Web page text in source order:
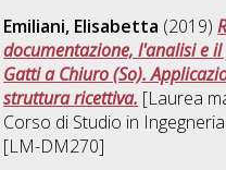
Emiliani, Elisabetta (2019)
documentazione, l'analisi e
Gatti a Chiuro (So).
struttura ricettiva. [Laurea
Corso di Studio in
[LM-DM270]